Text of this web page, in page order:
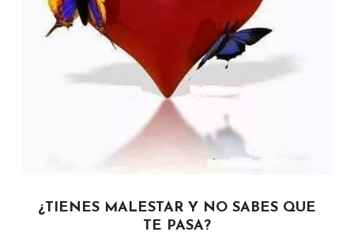
¿TIENES MALESTAR Y NO SABES QUE
TE PASA?